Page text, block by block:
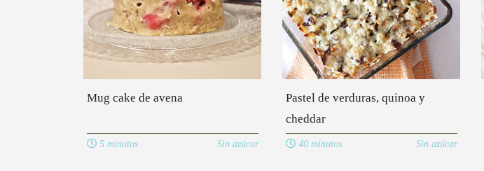
Mug cake de avena
5 minutos Sin azúcar
Pastel de verduras, quinoa y
cheddar
40 minutos Sin azúcar